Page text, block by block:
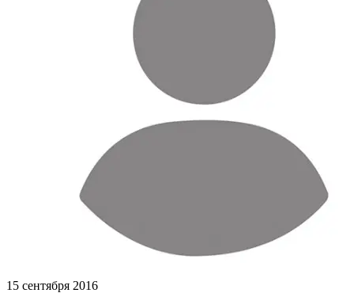
15 сентября 2016